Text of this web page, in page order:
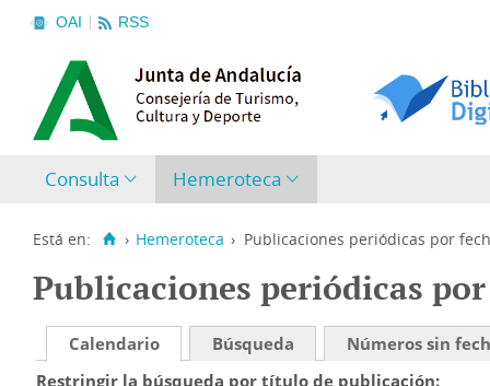
OAI RSS
Consulta Hemeroteca
Está en: › Hemeroteca › Publicaciones periódicas por
Publicaciones periódicas
Calendario Búsqueda
Números sin
Restringir la búsqueda por título de publicación